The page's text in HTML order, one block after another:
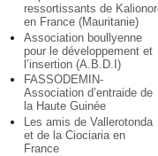
ressortissants de
en France (Mauritanie)
Association boullyenne
pour le développement et
l’insertion (A.B.D.I)
FASSODEMIN-
Association d’entraide de
la Haute Guinée
Les amis de Vallerotonda
et de la Ciociaria en
France